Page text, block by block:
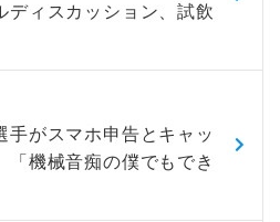
ディスカッション、試飲
手がスマホ申告とキャッ
「機械音痴の僕でもでき